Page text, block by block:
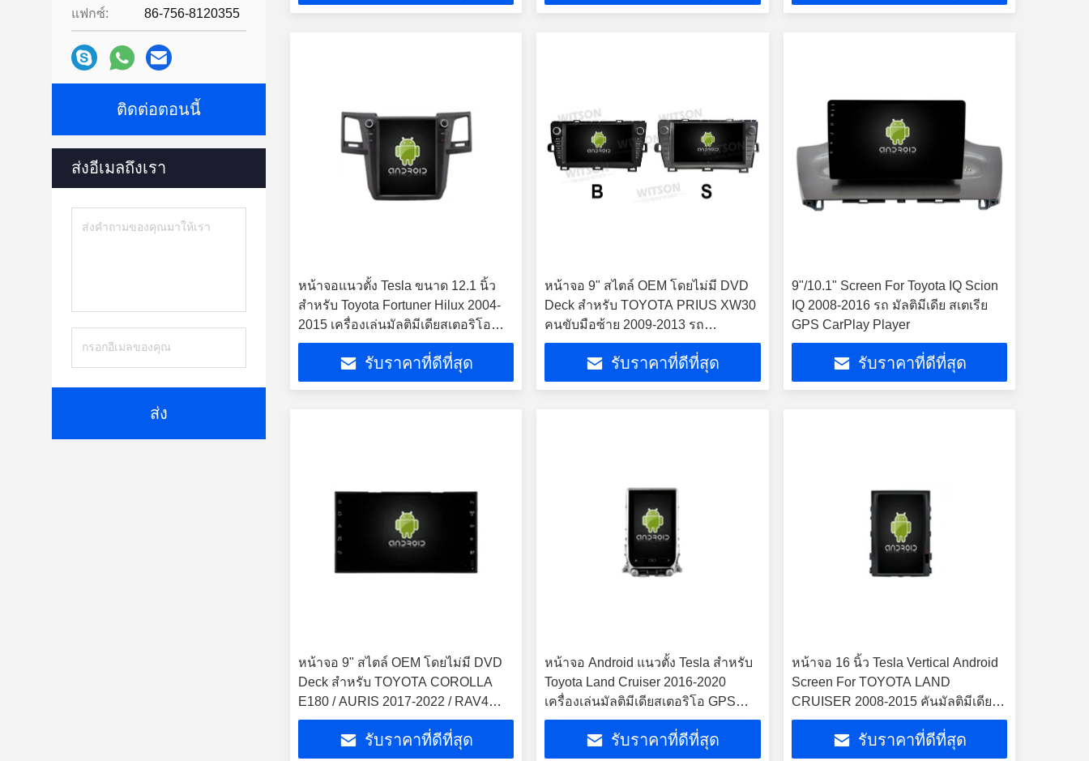
แฟกซ์: 86-756-8120355
ติดต่อตอนนี้
ส่งอีเมลถึงเรา
ส่ง
หน้าจอแนวตั้ง Tesla ขนาด 12.1 นิ้ว
สำหรับ Toyota Fortuner Hilux 2004-
2015 เครื่องเล่นมัลติมีเดียสเตอริโอ
GPS ในรถยนต์พร้อมระบบปรับอากาศ
อัตโนมัติ (AUTO A/C) และ Carplay
รับราคาที่ดีที่สุด
หน้าจอ 9" สไตล์ OEM โดยไม่มี DVD
Deck สําหรับ TOYOTA PRIUS XW30
คนขับมือซ้าย 2009-2013 รถ
มัลติมีเดีย สเตียโร GPS CarPlay
รับราคาที่ดีที่สุด
9"/10.1" Screen For Toyota IQ Scion
IQ 2008-2016 รถ มัลติมีเดีย สเตเรีย
GPS CarPlay Player
รับราคาที่ดีที่สุด
หน้าจอ 9" สไตล์ OEM โดยไม่มี DVD
Deck สําหรับ TOYOTA COROLLA
E180 / AURIS 2017-2022 / RAV4
XA50 2018-2022 / C-HR CHR 2016-
2021 Car Multimedia Stereo GPS
รับราคาที่ดีที่สุด
หน้าจอ Android แนวตั้ง Tesla สำหรับ
Toyota Land Cruiser 2016-2020
เครื่องเล่นมัลติมีเดียสเตอริโอ GPS
Carplay
รับราคาที่ดีที่สุด
หน้าจอ 16 นิ้ว Tesla Vertical Android
Screen For TOYOTA LAND
CRUISER 2008-2015 คันมัลติมีเดีย ส
เตียโร GPS Carplay Player
รับราคาที่ดีที่สุด